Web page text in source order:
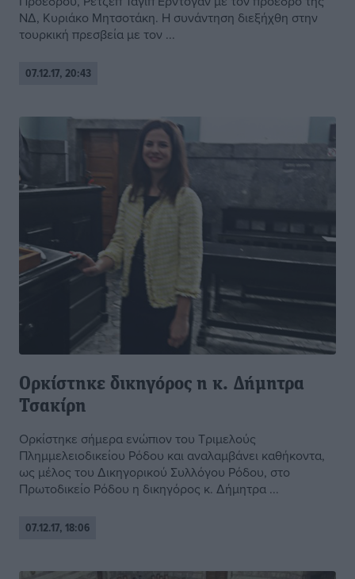
ΝΔ, Κυριάκο Μητσοτάκη. Η συνάντηση διεξήχθη στην
τουρκική πρεσβεία με τον ...
07.12.17, 20:43
Ορκίστηκε δικηγόρος η κ. Δήμητρα
Τσακίρη
Oρκίστηκε σήμερα ενώπιον του Τριμελούς
Πλημμελειοδικείου Ρόδου και αναλαμβάνει καθήκοντα,
ως μέλος του Δικηγορικού Συλλόγου Ρόδου, στο
Πρωτοδικείο Ρόδου η δικηγόρος κ. Δήμητρα ...
07.12.17, 18:06